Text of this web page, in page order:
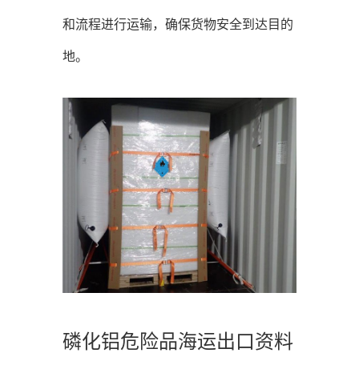
和流程进行运输，确保货物安全到达目的
地。
磷化铝危险品海运出口资料